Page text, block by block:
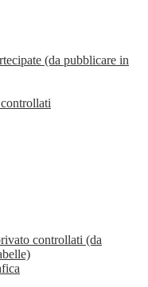
(da pubblicare in
controllati (da